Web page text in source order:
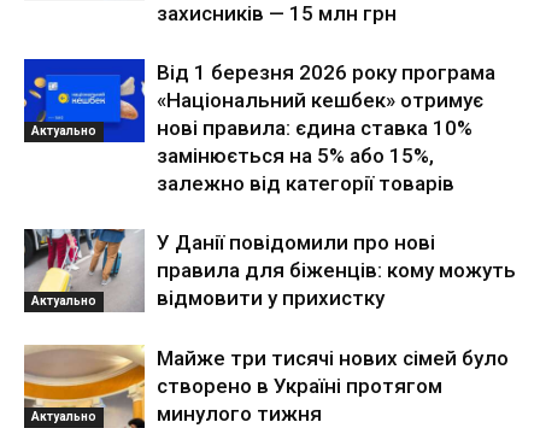
захисників — 15 млн грн
Актуально
Від 1 березня 2026 року програма
«Національний кешбек» отримує
нові правила: єдина ставка 10%
замінюється на 5% або 15%,
залежно від категорії товарів
Актуально
У Данії повідомили про нові
правила для біженців: кому можуть
відмовити у прихистку
Актуально
Майже три тисячі нових сімей було
створено в Україні протягом
минулого тижня